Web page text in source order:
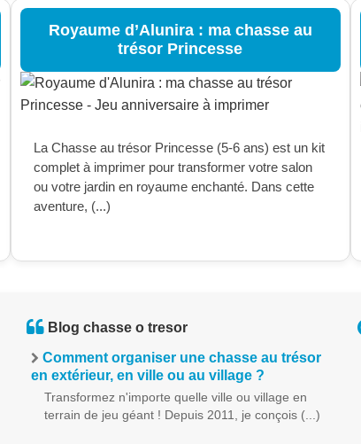
Royaume d’Alunira : ma chasse au
trésor Princesse
La Chasse au trésor Princesse (5-6 ans) est un kit
complet à imprimer pour transformer votre salon
ou votre jardin en royaume enchanté. Dans cette
aventure, (...)
Blog chasse o tresor
Comment organiser une chasse au trésor
en extérieur, en ville ou au village ?
Transformez n'importe quelle ville ou village en
terrain de jeu géant ! Depuis 2011, je conçois (...)